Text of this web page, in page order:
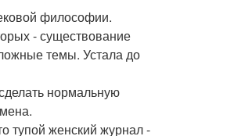
философии.
- существование
темы. Устала до
нормальную
тупой женский журнал -